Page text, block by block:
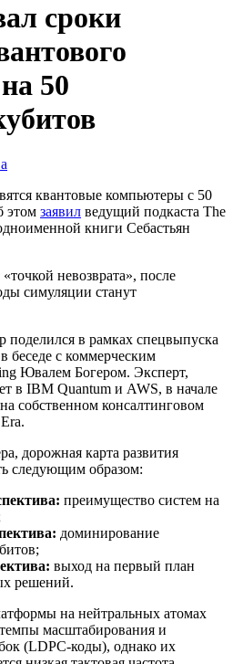
сроки
50
квантовые компьютеры с 50
этом заявил ведущий подкаста The
книги Себастьян
невозврата», после
симуляции станут
в рамках спецвыпуска
беседе с коммерческим
Ювалем Богером. Эксперт,
в IBM Quantum и AWS, в начале
собственном консалтинговом
дорожная карта развития
следующим образом:
преимущество систем на
доминирование
выход на первый план
решений.
на нейтральных атомах
масштабирования и
(LDPC-коды), однако их